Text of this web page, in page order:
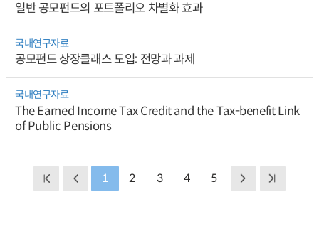
일반 공모펀드의 포트폴리오 차별화 효과
국내연구자료
공모펀드 상장클래스 도입: 전망과 과제
국내연구자료
The Earned Income Tax Credit and the Tax-benefit Link
of Public Pensions
1 2 3 4 5